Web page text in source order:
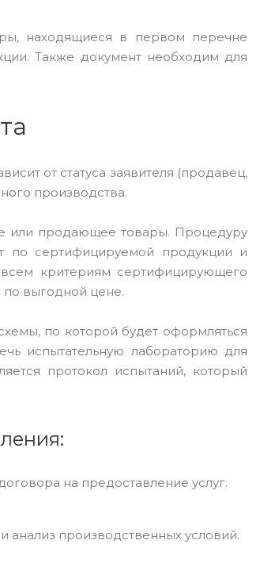
находящиеся в первом перечне
Также документ необходим для
от статуса заявителя (продавец,
производства.
или продающее товары. Процедуру
по сертифицируемой продукции и
всем критериям сертифицирующего
по выгодной цене.
по которой будет оформляться
испытательную лабораторию для
протокол испытаний, который
на предоставление услуг.
анализ производственных условий.